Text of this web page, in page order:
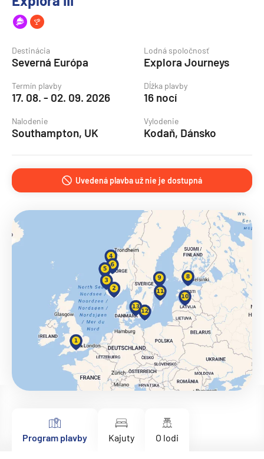
Destinácia
Severná Európa
Lodná spoločnosť
Explora Journeys
Termín plavby
17. 08. - 02. 09. 2026
Dĺžka plavby
16 nocí
Nalodenie
Southampton, UK
Vylodenie
Kodaň, Dánsko
Uvedená plavba už nie je dostupná
Program plavby Kajuty O lodi